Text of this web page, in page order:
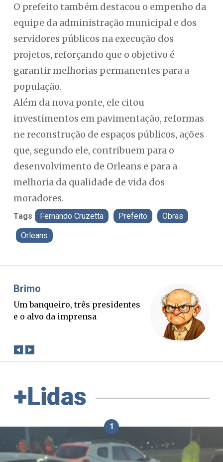
O prefeito também destacou o empenho da
equipe da administração municipal e dos
servidores públicos na execução dos
projetos, reforçando que o objetivo é
garantir melhorias permanentes para a
população.
Além da nova ponte, ele citou
investimentos em pavimentação, reformas
ne reconstrução de espaços públicos, ações
que, segundo ele, contribuem para o
desenvolvimento de Orleans e para a
melhoria da qualidade de vida dos
moradores.
Tags Fernando Cruzetta Prefeito Obras
Orleans
O Boato corre mais rápido que a
verdade. Mas quem paga a
+Lidas
1